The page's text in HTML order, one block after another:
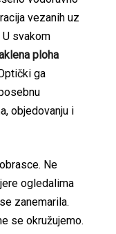
vezanih uz
svakom
ploha
ga
objedovanju i
Ne
ogledalima
zanemarila.
se okružujemo.